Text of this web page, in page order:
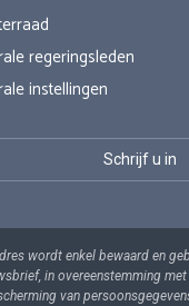
regeringsleden
instellingen
wordt enkel bewaard en
in overeenstemming
van